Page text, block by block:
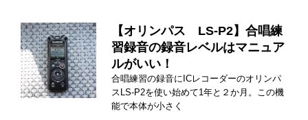
【オリンパス LS-P2】合唱練
習録音の録音レベルはマニュア
ルがいい！
合唱練習の録音にICレコーダーのオリンパ
スLS-P2を使い始めて1年と２か月。この機
能で本体が小さく